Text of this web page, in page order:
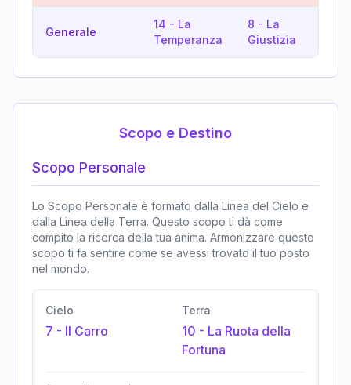
Generale
14 - La
Temperanza
8 - La
Giustizia
Scopo e Destino
Scopo Personale
Lo Scopo Personale è formato dalla Linea del Cielo e
dalla Linea della Terra. Questo scopo ti dà come
compito la ricerca della tua anima. Armonizzare questo
scopo ti fa sentire come se avessi trovato il tuo posto
nel mondo.
Cielo
7 - Il Carro
Terra
10 - La Ruota della
Fortuna